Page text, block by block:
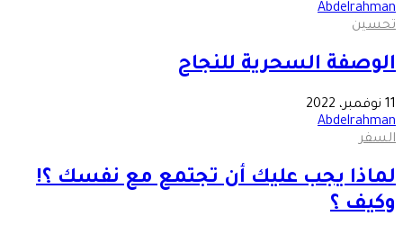
Abdelrahman
تحسين
الوصفة السحرية للنجاح
11 نوفمبر، 2022
Abdelrahman
السفر
لماذا يجب عليك أن تجتمع مع نفسك ؟!
وكيف ؟